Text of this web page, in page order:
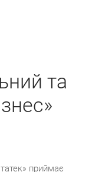
та
приймає